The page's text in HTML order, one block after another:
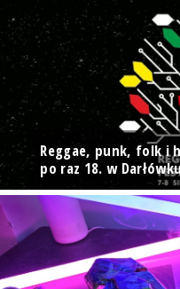
Reggae, punk, folk i
po raz 18. w